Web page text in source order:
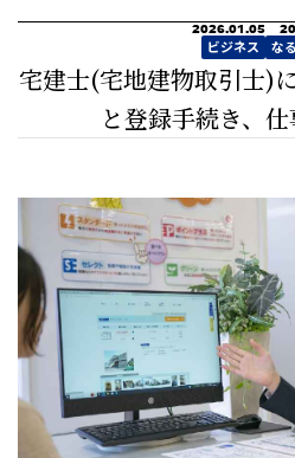
訪問者別メニュー
保護者の皆様へ
社会人・大学生の皆様へ
高校教員の皆様へ
仙台大原ってこんな学校
学校紹介
2026.01.05
ビジネス な
宅建士(宅地建物取引士)
と登録手続き、